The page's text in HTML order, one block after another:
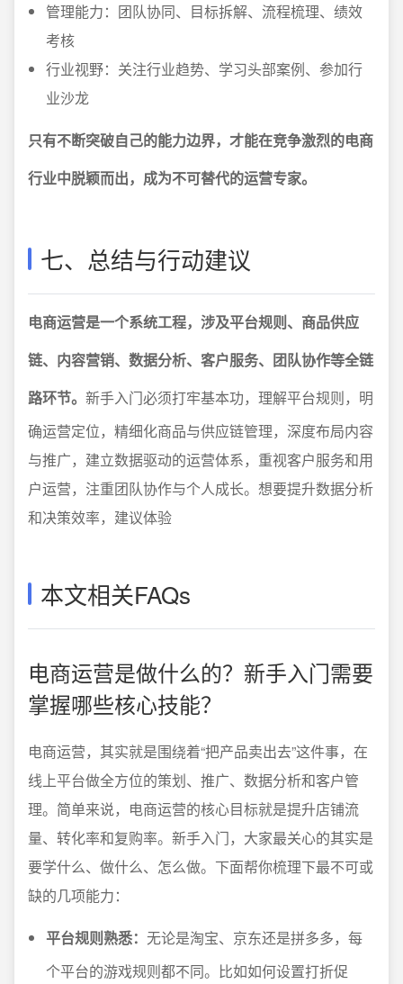
管理能力：团队协同、目标拆解、流程梳理、绩效
考核
行业视野：关注行业趋势、学习头部案例、参加行
业沙龙
只有不断突破自己的能力边界，才能在竞争激烈的电商
行业中脱颖而出，成为不可替代的运营专家。
七、总结与行动建议
电商运营是一个系统工程，涉及平台规则、商品供应
链、内容营销、数据分析、客户服务、团队协作等全链
路环节。 新手入门必须打牢基本功，理解平台规则，明
确运营定位，精细化商品与供应链管理，深度布局内容
与推广，建立数据驱动的运营体系，重视客户服务和用
户运营，注重团队协作与个人成长。想要提升数据分析
和决策效率，建议体验
本文相关FAQs
电商运营是做什么的？新手入门需要
掌握哪些核心技能？
电商运营，其实就是围绕着“把产品卖出去”这件事，在
线上平台做全方位的策划、推广、数据分析和客户管
理。简单来说，电商运营的核心目标就是提升店铺流
量、转化率和复购率。新手入门，大家最关心的其实是
要学什么、做什么、怎么做。下面帮你梳理下最不可或
缺的几项能力：
平台规则熟悉： 无论是淘宝、京东还是拼多多，每
个平台的游戏规则都不同。比如如何设置打折促